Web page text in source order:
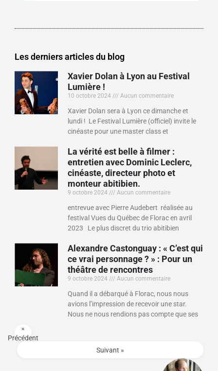
Les derniers articles du blog
Xavier Dolan à Lyon au Festival
Lumière !
10 octobre 2024 Aucun commentaire
Xavier Dolan sera à Lyon ce dimanche et
lundi ! Le Festival Lumière (officiel) invite le
cinéaste pour une master class et
La vérité est belle à filmer :
entretien avec Dominic Leclerc,
cinéaste, directeur photo et
monteur abitibien.
9 octobre 2024 Aucun commentaire
entrevue avec Pierre Audebert réalisée au
festival Vues du Québec de Florac en avril
2023 Le plus discret du trio abitibien
Alexandre Castonguay : « C’est qui
ce vrai personnage ? » : Pour un
théâtre de rencontres
9 octobre 2024 Aucun commentaire
Quand il a débarqué à Florac, nous nous
avions l’impression de recevoir une star.
Nous ne nous rendions pas compte que ses
«
Précédent
Suivant »